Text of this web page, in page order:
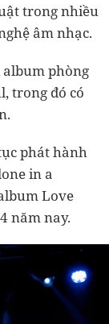
trong nhiều
âm nhạc.
phòng
trong đó có
phát hành
in a
Love
năm nay.